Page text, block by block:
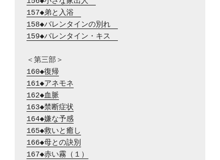
157◆弟と入浴
158◆バレンタインの別れ
159◆バレンタイン・キス
160◆復帰
161◆アネモネ
162◆血脈
163◆禁断症状
164◆嫌な予感
165◆救いと癒し
166◆母との訣別
167◆赤い霧（１）